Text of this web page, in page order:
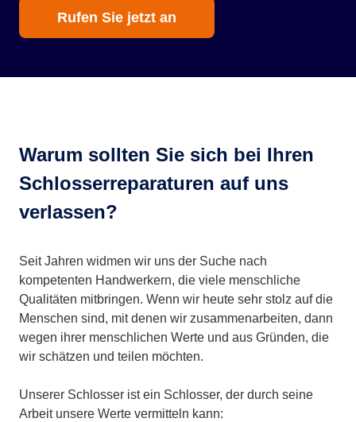
Rufen Sie jetzt an
Warum sollten Sie sich bei Ihren
Schlosserreparaturen auf uns
verlassen?
Seit Jahren widmen wir uns der Suche nach
kompetenten Handwerkern, die viele menschliche
Qualitäten mitbringen. Wenn wir heute sehr stolz auf die
Menschen sind, mit denen wir zusammenarbeiten, dann
wegen ihrer menschlichen Werte und aus Gründen, die
wir schätzen und teilen möchten.
Unserer Schlosser ist ein Schlosser, der durch seine
Arbeit unsere Werte vermitteln kann: